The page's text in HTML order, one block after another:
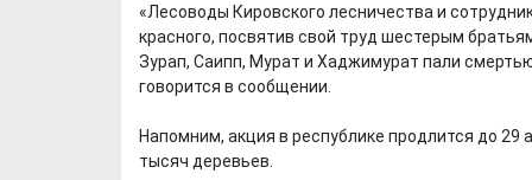
«Лесоводы Кировского лесничества и
красного, посвятив свой труд шестерым
Зурап, Саипп, Мурат и Хаджимурат пали
говорится в сообщении.
Напомним, акция в республике продлится до
тысяч деревьев.